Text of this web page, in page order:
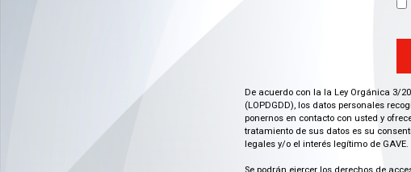
De acuerdo con la la Ley Orgánica 3/
(LOPDGDD), los datos personales
ponernos en contacto con usted y
tratamiento de sus datos es su
legales y/o el interés legítimo de GAVE.